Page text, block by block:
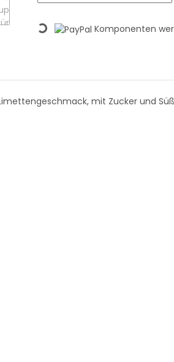
Loading... Komponenten
mit Zucker und